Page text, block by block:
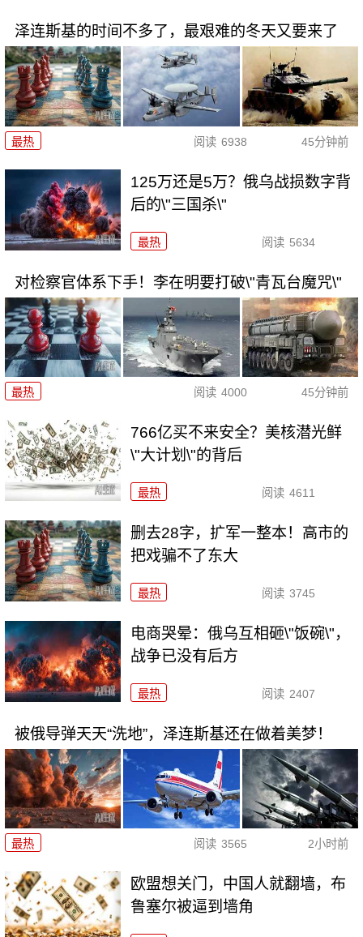
泽连斯基的时间不多了，最艰难的冬天又要来了
最热 阅读 6938 45分钟前
125万还是5万？俄乌战损数字背
后的\"三国杀\"
最热 阅读 5634
对检察官体系下手！李在明要打破\"青瓦台魔咒\"
最热 阅读 4000 45分钟前
766亿买不来安全？美核潜光鲜
\"大计划\"的背后
最热 阅读 4611
删去28字，扩军一整本！高市的
把戏骗不了东大
最热 阅读 3745
电商哭晕：俄乌互相砸\"饭碗\"，
战争已没有后方
最热 阅读 2407
被俄导弹天天“洗地”，泽连斯基还在做着美梦！
最热 阅读 3565 2小时前
欧盟想关门，中国人就翻墙，布
鲁塞尔被逼到墙角